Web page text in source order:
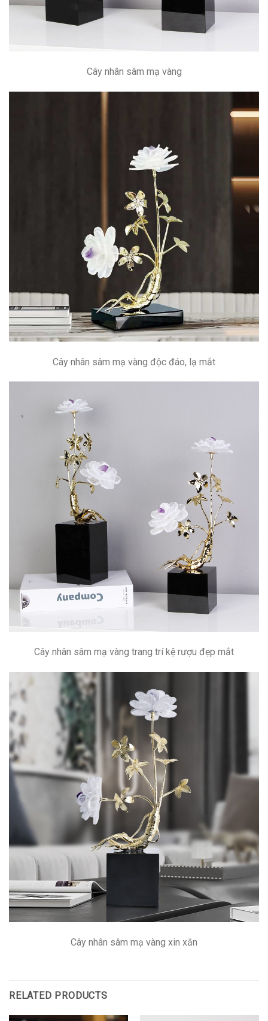
Cây nhân sâm mạ vàng
Cây nhân sâm mạ vàng độc đáo, lạ mắt
Cây nhân sâm mạ vàng trang trí kệ rượu đẹp mắt
Cây nhân sâm mạ vàng xin xắn
RELATED PRODUCTS